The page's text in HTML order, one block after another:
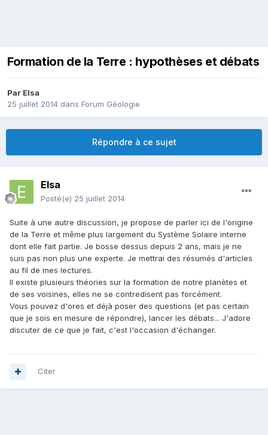
Formation de la Terre : hypothèses et débats
Par Elsa
25 juillet 2014 dans Forum Géologie
Répondre à ce sujet
Elsa
Posté(e) 25 juillet 2014
Suite à une autre discussion, je propose de parler ici de l'origine
de la Terre et même plus largement du Système Solaire interne
dont elle fait partie. Je bosse dessus depuis 2 ans, mais je ne
suis pas non plus une experte. Je mettrai des résumés d'articles
au fil de mes lectures.
Il existe plusieurs théories sur la formation de notre planètes et
de ses voisines, elles ne se contredisent pas forcément.
Vous pouvez d'ores et déjà poser des questions (et pas certain
que je sois en mesure de répondre), lancer les débats... J'adore
discuter de ce que je fait, c'est l'occasion d'échanger.
Citer